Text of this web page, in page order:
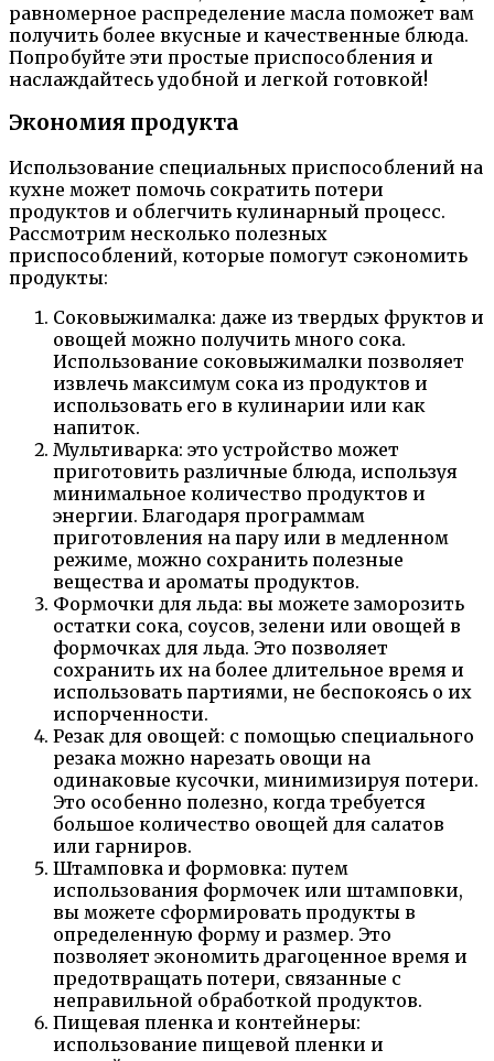
равномерное распределение масла поможет вам
получить более вкусные и качественные блюда.
Попробуйте эти простые приспособления и
наслаждайтесь удобной и легкой готовкой!
Экономия продукта
Использование специальных приспособлений на
кухне может помочь сократить потери
продуктов и облегчить кулинарный процесс.
Рассмотрим несколько полезных
приспособлений, которые помогут сэкономить
продукты:
Соковыжималка: даже из твердых фруктов и
овощей можно получить много сока.
Использование соковыжималки позволяет
извлечь максимум сока из продуктов и
использовать его в кулинарии или как
напиток.
Мультиварка: это устройство может
приготовить различные блюда, используя
минимальное количество продуктов и
энергии. Благодаря программам
приготовления на пару или в медленном
режиме, можно сохранить полезные
вещества и ароматы продуктов.
Формочки для льда: вы можете заморозить
остатки сока, соусов, зелени или овощей в
формочках для льда. Это позволяет
сохранить их на более длительное время и
использовать партиями, не беспокоясь о их
испорченности.
Резак для овощей: с помощью специального
резака можно нарезать овощи на
одинаковые кусочки, минимизируя потери.
Это особенно полезно, когда требуется
большое количество овощей для салатов
или гарниров.
Штамповка и формовка: путем
использования формочек или штамповки,
вы можете сформировать продукты в
определенную форму и размер. Это
позволяет экономить драгоценное время и
предотвращать потери, связанные с
неправильной обработкой продуктов.
Пищевая пленка и контейнеры:
использование пищевой пленки и